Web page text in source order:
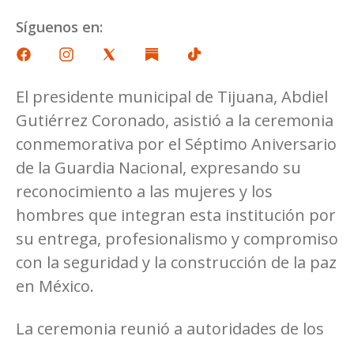
Síguenos en:
El presidente municipal de Tijuana, Abdiel
Gutiérrez Coronado, asistió a la ceremonia
conmemorativa por el Séptimo Aniversario
de la Guardia Nacional, expresando su
reconocimiento a las mujeres y los
hombres que integran esta institución por
su entrega, profesionalismo y compromiso
con la seguridad y la construcción de la paz
en México.
La ceremonia reunió a autoridades de los